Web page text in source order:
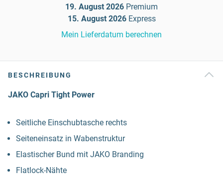
19. August 2026 Premium
15. August 2026 Express
Mein Lieferdatum berechnen
BESCHREIBUNG
JAKO Capri Tight Power
Seitliche Einschubtasche rechts
Seiteneinsatz in Wabenstruktur
Elastischer Bund mit JAKO Branding
Flatlock-Nähte